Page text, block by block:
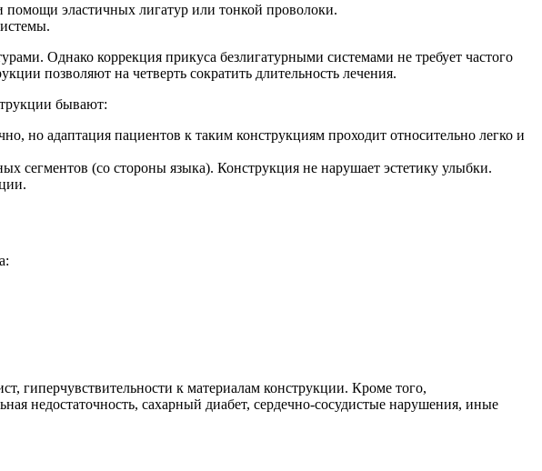
эластичных лигатур или тонкой проволоки.
Однако коррекция прикуса безлигатурными системами не требует частого
позволяют на четверть сократить длительность лечения.
бывают:
но адаптация пациентов к таким конструкциям проходит относительно легко и
сегментов (со стороны языка). Конструкция не нарушает эстетику улыбки.
гиперчувствительности к материалам конструкции. Кроме того,
недостаточность, сахарный диабет, сердечно-сосудистые нарушения, иные